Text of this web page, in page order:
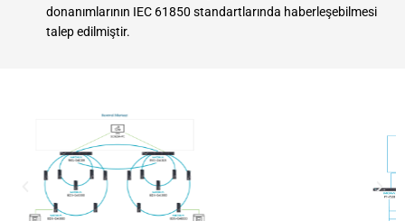
donanımlarının IEC 61850 standartlarında haberleşebilmesi
talep edilmiştir.